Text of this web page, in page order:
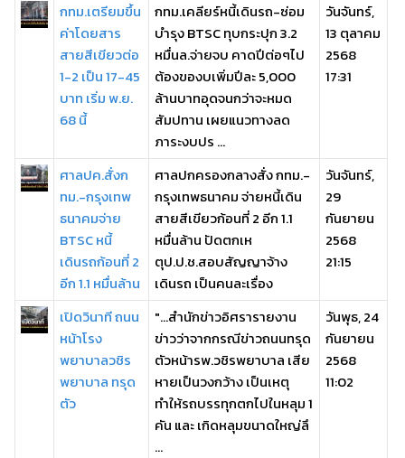
กทม.เตรียมขึ้น
ค่าโดยสาร
สายสีเขียวต่อ
1-2 เป็น 17-45
บาท เริ่ม พ.ย.
68 นี้
กทม.เคลียร์หนี้เดินรถ-ซ่อม
บำรุง BTSC ทุบกระปุก 3.2
หมื่นล.จ่ายจบ คาดปีต่อๆไป
ต้องของบเพิ่มปีละ 5,000
ล้านบาทอุดจนกว่าจะหมด
สัมปทาน เผยแนวทางลด
ภาระงบปร ...
วันจันทร์,
13 ตุลาคม
2568
17:31
ศาลปค.สั่งก
ทม.-กรุงเทพ
ธนาคมจ่าย
BTSC หนี้
เดินรถก้อนที่ 2
อีก 1.1 หมื่นล้าน
ศาลปกครองกลางสั่ง กทม.-
กรุงเทพธนาคม จ่ายหนี้เดิน
สายสีเขียวก้อนที่ 2 อีก 1.1
หมื่นล้าน ปัดตกเห
ตุป.ป.ช.สอบสัญญาจ้าง
เดินรถ เป็นคนละเรื่อง
วันจันทร์,
29
กันยายน
2568
21:15
เปิดวินาที ถนน
หน้าโรง
พยาบาลวชิร
พยาบาล ทรุด
ตัว
"...สำนักข่าวอิศรารายงาน
ข่าวว่าจากกรณีข่าวถนนทรุด
ตัวหน้ารพ.วชิรพยาบาล เสีย
หายเป็นวงกว้าง เป็นเหตุ
ทำให้รถบรรทุกตกไปในหลุม 1
คัน และ เกิดหลุมขนาดใหญ่ลึ
...
วันพุธ, 24
กันยายน
2568
11:02